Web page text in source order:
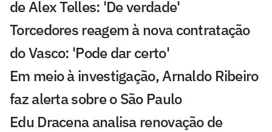
de Alex Telles: 'De verdade'
Torcedores reagem à nova contratação
do Vasco: 'Pode dar certo'
Em meio à investigação, Arnaldo Ribeiro
faz alerta sobre o São Paulo
Edu Dracena analisa renovação de